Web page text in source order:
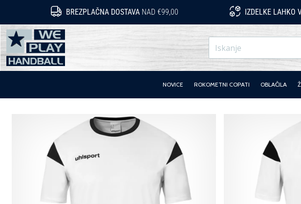
BREZPLAČNA DOSTAVA NAD €99,00 IZDELKE LAHKO
WePlayHandball.si
NOVICE ROKOMETNI COPATI OBLAČILA